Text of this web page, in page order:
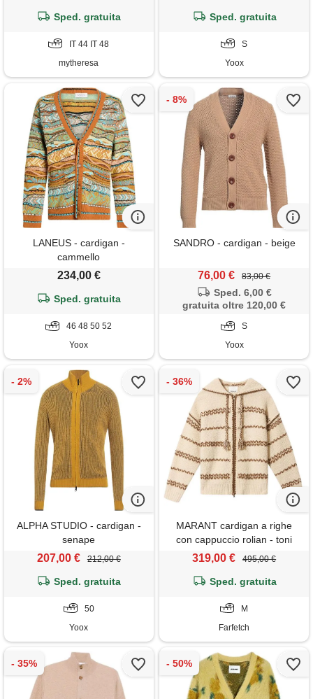
Sped. gratuita
IT 44 IT 48
mytheresa
Sped. gratuita
S
Yoox
LANEUS - cardigan -
cammello
234,00 €
Sped. gratuita
46 48 50 52
Yoox
SANDRO - cardigan - beige
76,00 € 83,00 €
Sped. 6,00 €
gratuita oltre 120,00 €
S
Yoox
ALPHA STUDIO - cardigan -
senape
207,00 € 212,00 €
Sped. gratuita
50
Yoox
MARANT cardigan a righe
con cappuccio rolian - toni
neutri
319,00 € 495,00 €
Sped. gratuita
M
Farfetch